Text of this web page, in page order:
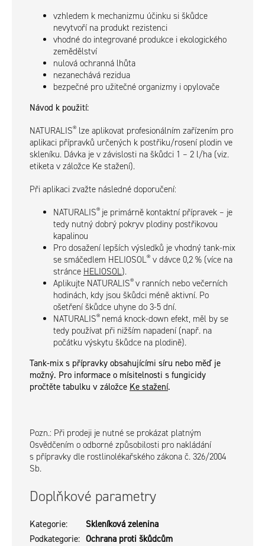
vzhledem k mechanizmu účinku si škůdce
nevytvoří na produkt rezistenci
vhodné do integrované produkce i ekologického
zemědělství
nulová ochranná lhůta
nezanechává rezidua
bezpečné pro užitečné organizmy i opylovače
Návod k použití:
NATURALIS® lze aplikovat profesionálním zařízením pro
aplikaci přípravků určených k postřiku/rosení plodin ve
skleníku. Dávka je v závislosti na škůdci 1 – 2 l/ha (viz.
etiketa v záložce Ke stažení).
Při aplikaci zvažte následné doporučení:
NATURALIS® je primárně kontaktní přípravek – je
tedy nutný dobrý pokryv plodiny postřikovou
kapalinou
Pro dosažení lepších výsledků je vhodný tank-mix
se smáčedlem HELIOSOL® v dávce 0,2 % (více na
stránce HELIOSOL).
Aplikujte NATURALIS® v ranních nebo večerních
hodinách, kdy jsou škůdci méně aktivní. Po
ošetření škůdce uhyne do 3-5 dní.
NATURALIS® nemá knock-down efekt, měl by se
tedy používat při nižším napadení (např. na
počátku výskytu škůdce na plodině).
Tank-mix s přípravky obsahujícími síru nebo měď je
možný. Pro informace o mísitelnosti s fungicidy
pročtěte tabulku v záložce Ke stažení.
Pozn.: Při prodeji je nutné se prokázat platným
Osvědčením o odborné způsobilosti pro nakládání
s přípravky dle rostlinolékařského zákona č. 326/2004
Sb.
Doplňkové parametry
Kategorie:
Skleníková zelenina
Podkategorie: Ochrana proti škůdcům